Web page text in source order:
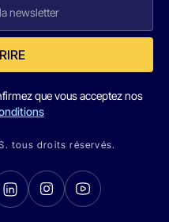
que vous acceptez nos
tous droits réservés.